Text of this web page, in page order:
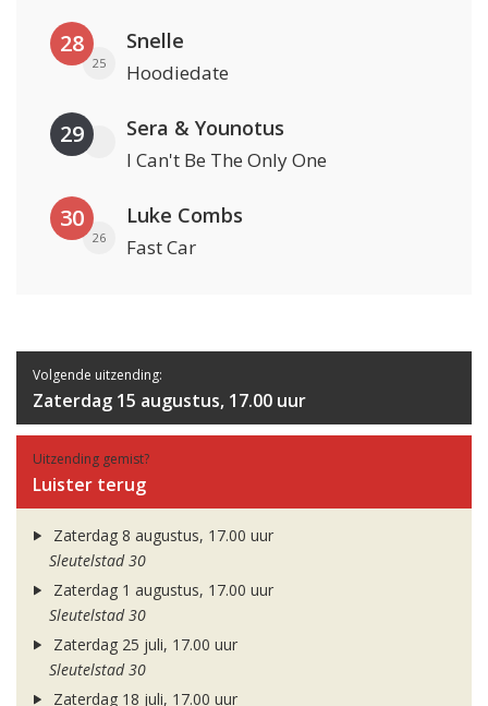
28
25
Snelle
Hoodiedate
29 Sera & Younotus
I Can't Be The Only One
30
26
Luke Combs
Fast Car
Volgende uitzending:
Zaterdag 15 augustus, 17.00 uur
Uitzending gemist?
Luister terug
Zaterdag 8 augustus, 17.00 uur
Sleutelstad 30
Zaterdag 1 augustus, 17.00 uur
Sleutelstad 30
Zaterdag 25 juli, 17.00 uur
Sleutelstad 30
Zaterdag 18 juli, 17.00 uur